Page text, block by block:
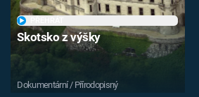
Skotsko z výšky
Dokumentární / Přírodopisný